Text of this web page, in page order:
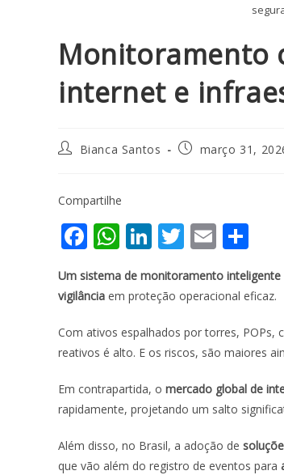
Monitoramento
internet e
Bianca Santos março 31,
Compartilhe
F
ac
e
o
o
k
W
h
at
s
A
p
p
Li
n
k
e
dI
n
T
itt
er
E
m
ai
h
ar
Um sistema de monitoramento inteligente
vigilância em proteção operacional eficaz.
Com ativos espalhados por torres, POPs,
reativos é alto. E os riscos, são maiores
Em contrapartida, o mercado global de
rapidamente, projetando um salto
Além disso, no Brasil, a adoção de
que vão além do registro de eventos para